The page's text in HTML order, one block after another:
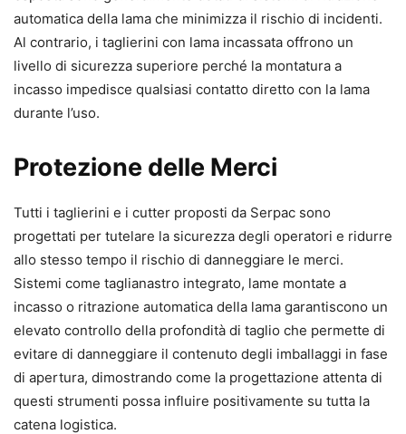
automatica della lama che minimizza il rischio di incidenti.
Al contrario, i taglierini con lama incassata offrono un
livello di sicurezza superiore perché la montatura a
incasso impedisce qualsiasi contatto diretto con la lama
durante l’uso.
Protezione delle Merci
Tutti i taglierini e i cutter proposti da Serpac sono
progettati per tutelare la sicurezza degli operatori e ridurre
allo stesso tempo il rischio di danneggiare le merci.
Sistemi come taglianastro integrato, lame montate a
incasso o ritrazione automatica della lama garantiscono un
elevato controllo della profondità di taglio che permette di
evitare di danneggiare il contenuto degli imballaggi in fase
di apertura, dimostrando come la progettazione attenta di
questi strumenti possa influire positivamente su tutta la
catena logistica.